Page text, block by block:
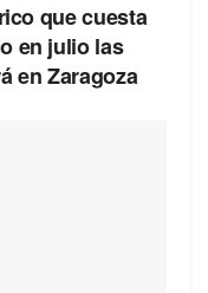
que cuesta
en julio las
en Zaragoza